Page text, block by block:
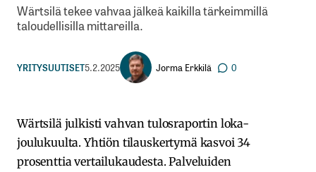
Wärtsilä tekee vahvaa jälkeä kaikilla tärkeimmillä
taloudellisilla mittareilla.
YRITYSUUTISET5.2.2025 Jorma Erkkilä 0
Wärtsilä julkisti vahvan tulosraportin loka-
joulukuulta. Yhtiön tilauskertymä kasvoi 34
prosenttia vertailukaudesta. Palveluiden